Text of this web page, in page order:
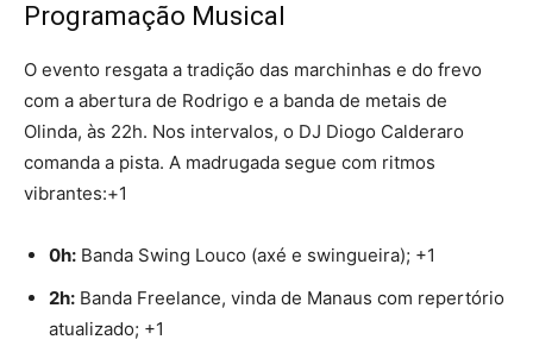
Programação Musical
O evento resgata a tradição das marchinhas e do frevo
com a abertura de Rodrigo e a banda de metais de
Olinda, às 22h. Nos intervalos, o DJ Diogo Calderaro
comanda a pista. A madrugada segue com ritmos
vibrantes:+1
0h: Banda Swing Louco (axé e swingueira); +1
2h: Banda Freelance, vinda de Manaus com repertório
atualizado; +1